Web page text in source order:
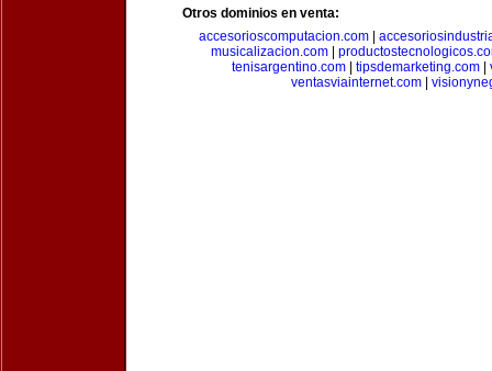
Otros dominios en venta:
accesorioscomputacion.com
musicalizacion.com|
tenisargentino.com
tipsdemarketing.com
ventasviainternet.com